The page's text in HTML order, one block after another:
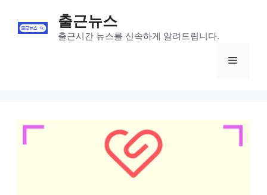
content
출근뉴스
출근시간 뉴스를 신속하게 알려드립니다.
Menu